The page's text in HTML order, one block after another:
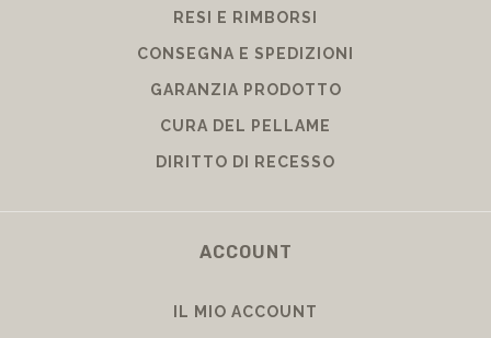
RESI E RIMBORSI
CONSEGNA E SPEDIZIONI
GARANZIA PRODOTTO
CURA DEL PELLAME
DIRITTO DI RECESSO
ACCOUNT
IL MIO ACCOUNT